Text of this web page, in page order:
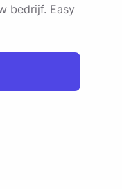
bedrijf. Easy